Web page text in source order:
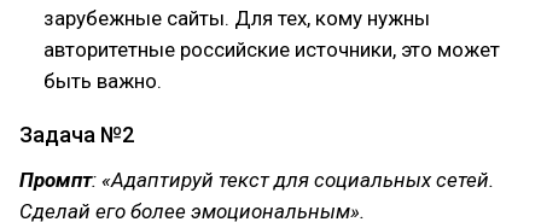
зарубежные сайты. Для тех, кому нужны
авторитетные российские источники, это может
быть важно.
Задача №2
Промпт: «Адаптируй текст для социальных сетей.
Сделай его более эмоциональным».